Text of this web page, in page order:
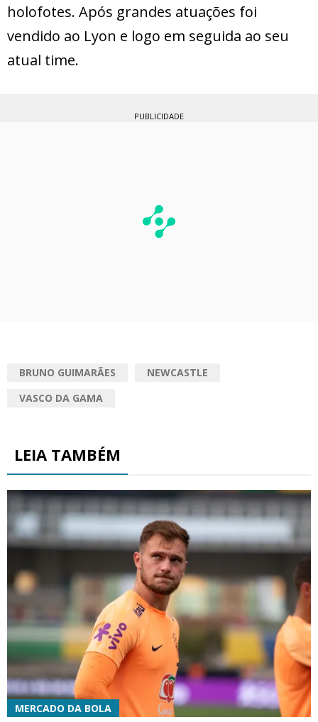
holofotes. Após grandes atuações foi
vendido ao Lyon e logo em seguida ao seu
atual time.
PUBLICIDADE
BRUNO GUIMARÃES
NEWCASTLE
VASCO DA GAMA
LEIA TAMBÉM
MERCADO DA BOLA